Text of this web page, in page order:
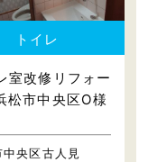
トイレ
室改修リフォー
松市中央区O様
央区古人見